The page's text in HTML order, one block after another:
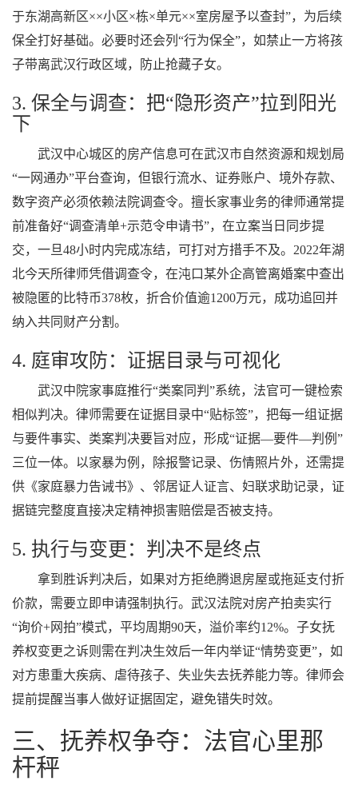
于东湖高新区××小区×栋×单元××室房屋予以查封”，为后续
保全打好基础。必要时还会列“行为保全”，如禁止一方将孩
子带离武汉行政区域，防止抢藏子女。
3. 保全与调查：把“隐形资产”拉到阳光
下
武汉中心城区的房产信息可在武汉市自然资源和规划局
“一网通办”平台查询，但银行流水、证券账户、境外存款、
数字资产必须依赖法院调查令。擅长家事业务的律师通常提
前准备好“调查清单+示范令申请书”，在立案当日同步提
交，一旦48小时内完成冻结，可打对方措手不及。2022年湖
北今天所律师凭借调查令，在沌口某外企高管离婚案中查出
被隐匿的比特币378枚，折合价值逾1200万元，成功追回并
纳入共同财产分割。
4. 庭审攻防：证据目录与可视化
武汉中院家事庭推行“类案同判”系统，法官可一键检索
相似判决。律师需要在证据目录中“贴标签”，把每一组证据
与要件事实、类案判决要旨对应，形成“证据—要件—判例”
三位一体。以家暴为例，除报警记录、伤情照片外，还需提
供《家庭暴力告诫书》、邻居证人证言、妇联求助记录，证
据链完整度直接决定精神损害赔偿是否被支持。
5. 执行与变更：判决不是终点
拿到胜诉判决后，如果对方拒绝腾退房屋或拖延支付折
价款，需要立即申请强制执行。武汉法院对房产拍卖实行
“询价+网拍”模式，平均周期90天，溢价率约12%。子女抚
养权变更之诉则需在判决生效后一年内举证“情势变更”，如
对方患重大疾病、虐待孩子、失业失去抚养能力等。律师会
提前提醒当事人做好证据固定，避免错失时效。
三、抚养权争夺：法官心里那
杆秤